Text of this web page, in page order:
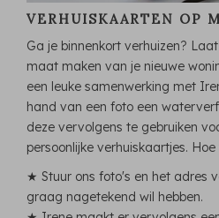
VERHUISKAARTEN OP
Ga je binnenkort verhuizen?
maat maken van je nieuwe
een leuke samenwerking met
hand van een foto een
deze vervolgens te gebruiken
persoonlijke verhuiskaartjes.
★ Stuur ons foto's en het adres
graag nagetekend wil hebben.